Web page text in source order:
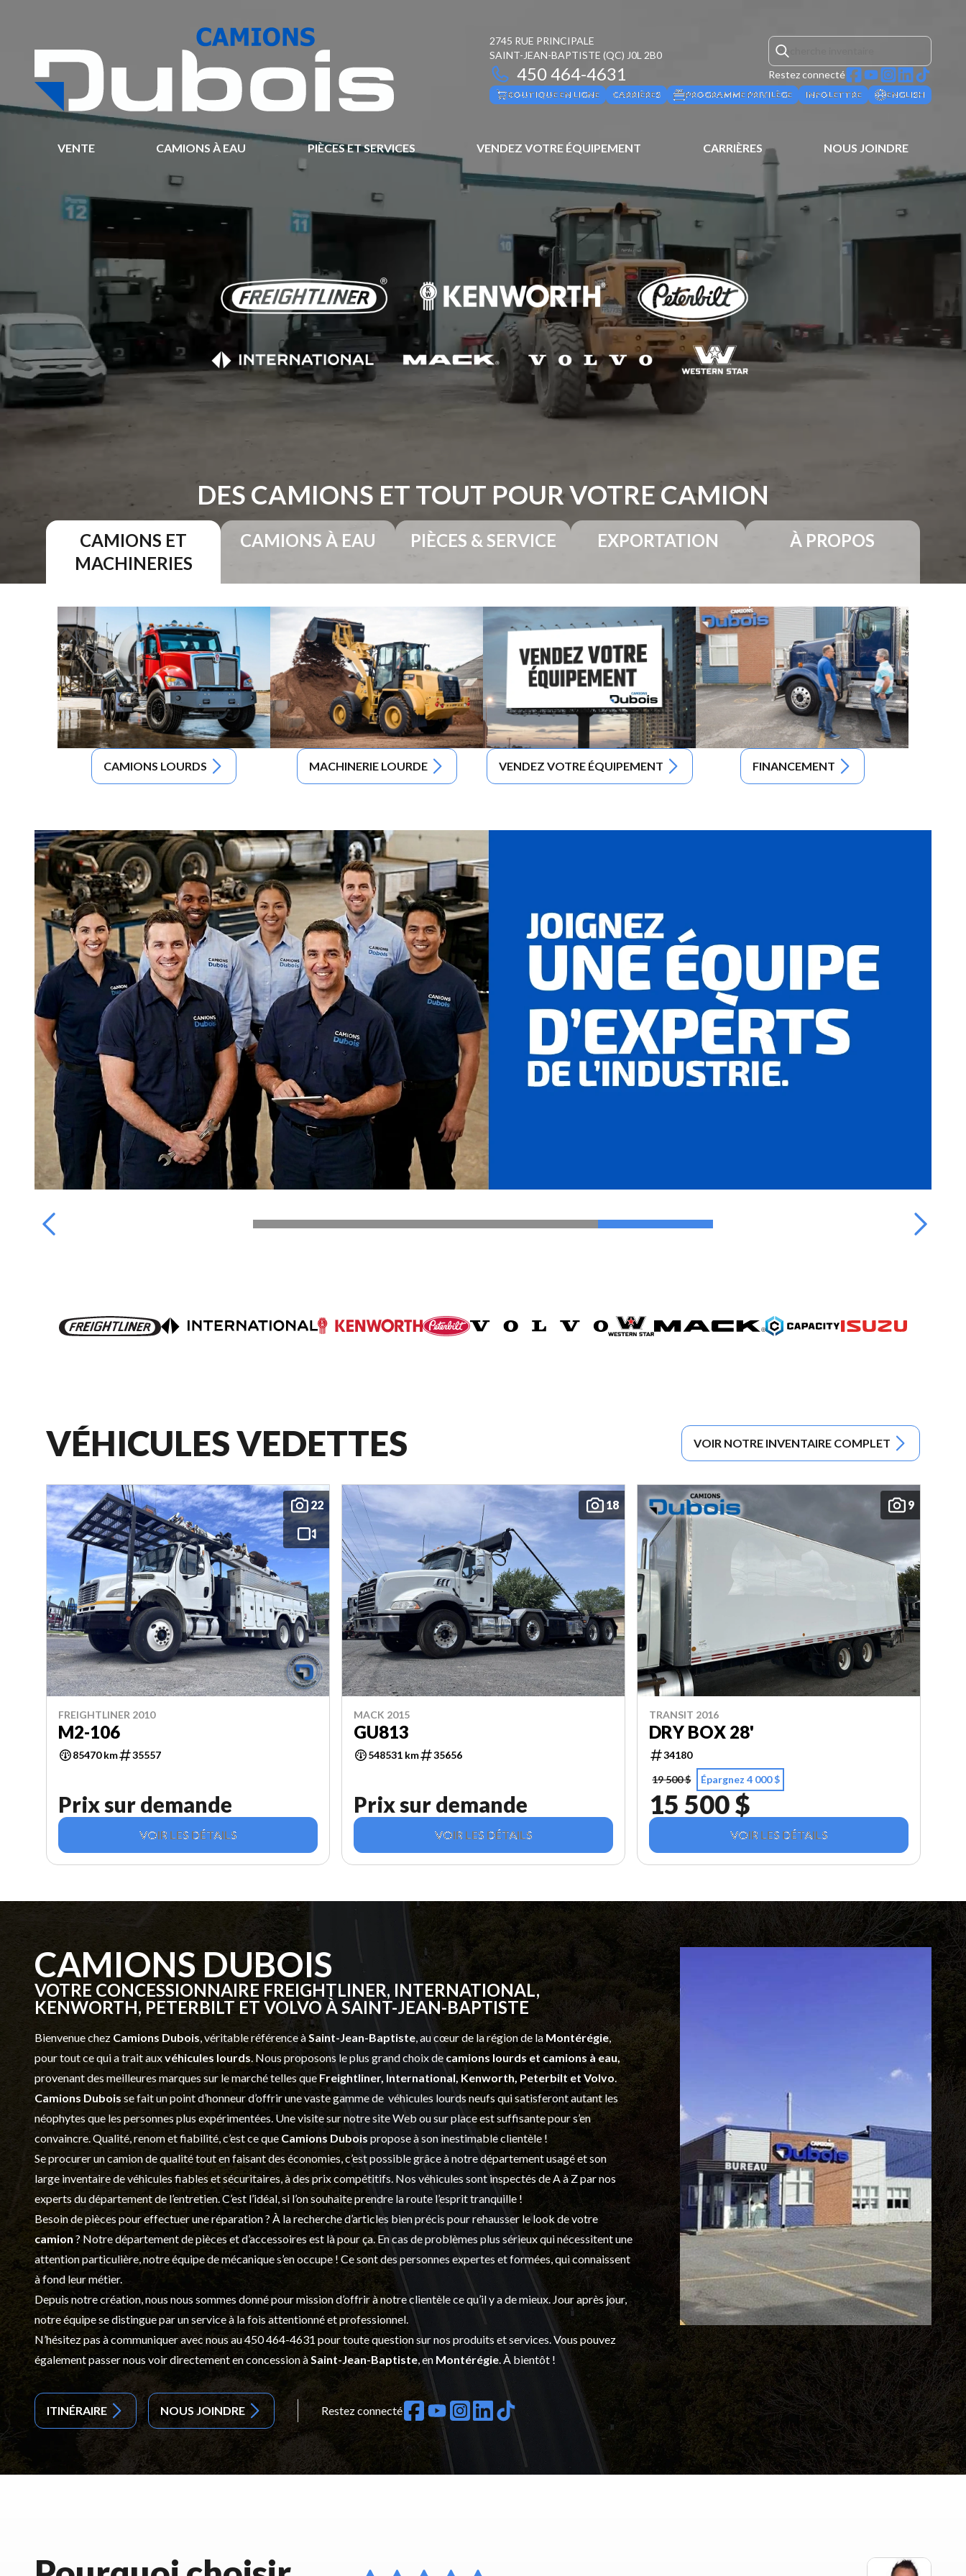
2745 RUE PRINCIPALE
SAINT-JEAN-BAPTISTE (QC) J0L 2B0
450 464-4631 Restez connecté
BOUTIQUE EN LIGNE CARRIÈRES PROGRAMME PRIVILÈGE INFOLETTRE ENGLISH
VENTE CAMIONS À EAU PIÈCES ET SERVICES VENDEZ VOTRE ÉQUIPEMENT CARRIÈRES NOUS JOINDRE
DES CAMIONS ET TOUT POUR VOTRE CAMION
CAMIONS ET
MACHINERIES
CAMIONS À EAU PIÈCES & SERVICE EXPORTATION À PROPOS
CAMIONS LOURDS MACHINERIE LOURDE VENDEZ VOTRE ÉQUIPEMENT FINANCEMENT
VÉHICULES VEDETTES VOIR NOTRE INVENTAIRE COMPLET
22
FREIGHTLINER 2010
M2-106
85470 km 35557
Prix sur demande
VOIR LES DÉTAILS
18
MACK 2015
GU813
548531 km 35656
Prix sur demande
VOIR LES DÉTAILS
9
TRANSIT 2016
DRY BOX 28'
34180
19 500 $
Épargnez 4 000 $
15 500 $
VOIR LES DÉTAILS
CAMIONS DUBOIS
VOTRE CONCESSIONNAIRE FREIGHTLINER, INTERNATIONAL,
KENWORTH, PETERBILT ET VOLVO À SAINT-JEAN-BAPTISTE
Bienvenue chez Camions Dubois, véritable référence àSaint-Jean-Baptiste, au cœur de la région de la Montérégie,
pour tout ce qui a trait auxvéhicules lourds. Nous proposons le plus grand choix de camions lourds et camions à eau,
provenant des meilleures marques sur le marché telles que Freightliner, International, Kenworth, Peterbilt et Volvo.
Camions Dubois se fait un point d’honneur d’offrir une vaste gamme de véhicules lourds neufsqui satisferont autant les
néophytes que les personnes plus expérimentées. Une visite sur notre site Web ou sur place est suffisante pour s’en
convaincre. Qualité, renom et fiabilité, c’est ce que Camions Dubois propose à son inestimable clientèle !
Se procurer un camion de qualité tout en faisant des économies, c’est possible grâce à notredépartement usagéet son
large inventaire de véhicules fiables et sécuritaires, à des prix compétitifs. Nos véhicules sont inspectés de A à Z par nos
experts du département de l’entretien. C’est l’idéal, si l’on souhaite prendre la route l’esprit tranquille !
Besoin de pièces pour effectuer une réparation ? À la recherche d’articles bien précis pour rehausser le look de votre
camion ? Notre département depièces et d’accessoires est là pour ça. En cas de problèmes plus sérieux qui nécessitent une
attention particulière, notre équipe de mécanique s’en occupe ! Ce sont des personnes expertes et formées, qui connaissent
à fond leur métier.
Depuis notre création, nous nous sommes donné pour mission d’offrir à notre clientèle ce qu’il y a de mieux. Jour après jour,
notre équipe se distingue par un service à la fois attentionné et professionnel.
N’hésitez pas à communiquer avec nous au450 464-4631 pour toute question sur nos produits et services. Vous pouvez
également passer nous voir directement en concession àSaint-Jean-Baptiste, en Montérégie. À bientôt !
ITINÉRAIRE NOUS JOINDRE Restez connecté